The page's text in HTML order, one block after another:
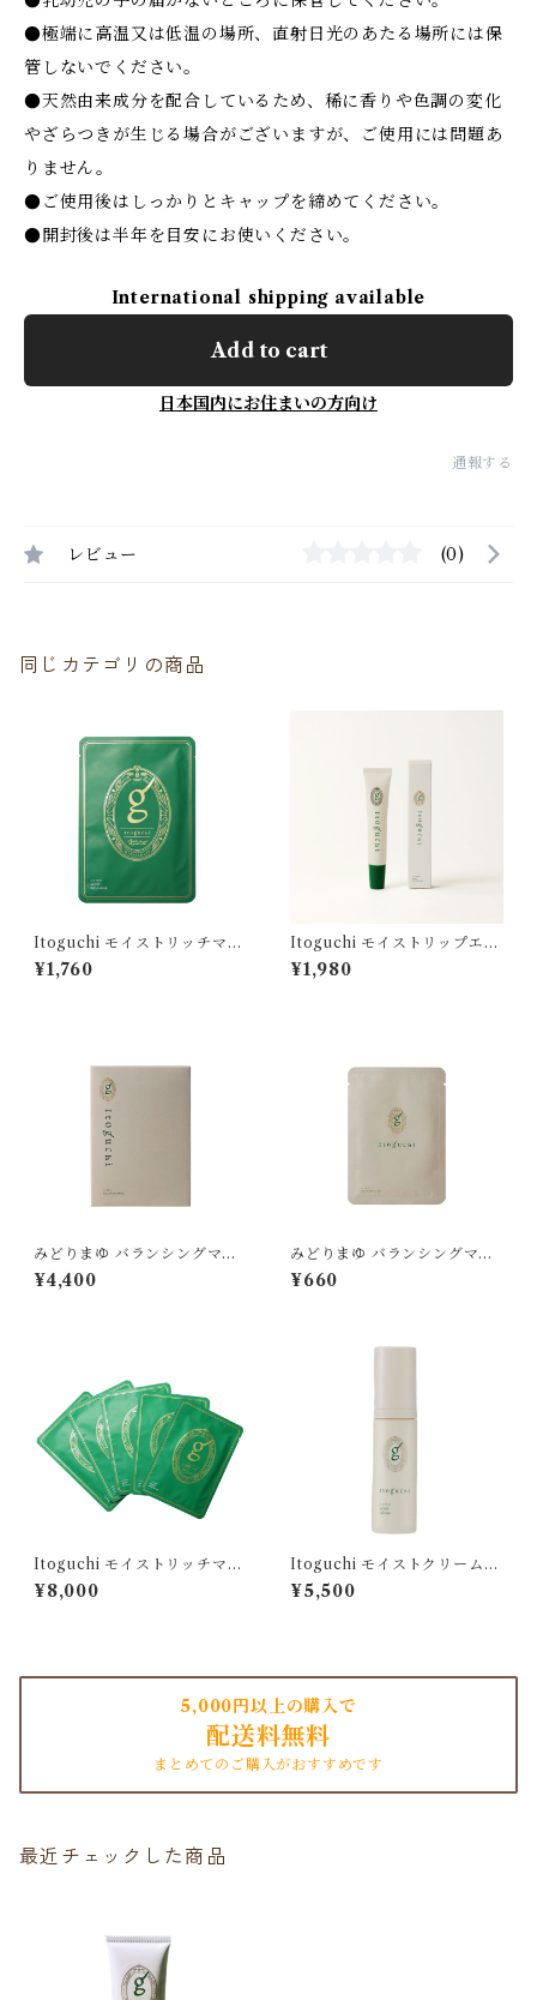
●極端に高温又は低温の場所、直射日光のあたる場所には保
管しないでください。
●天然由来成分を配合しているため、稀に香りや色調の変化
やざらつきが生じる場合がございますが、ご使用には問題あ
りません。
●ご使用後はしっかりとキャップを締めてください。
●開封後は半年を目安にお使いください。
International shipping available
Add to cart
日本国内にお住まいの方向け
通報する
レビュー (0)
同じカテゴリの商品
Itoguchi モイストリッチマス
ク
¥1,760
Itoguchi モイストリップエッ
センス（リップ美容液）
¥1,980
みどりまゆ バランシングマス
ク 7枚入り
¥4,400
みどりまゆ バランシングマス
ク 1枚入り
¥660
Itoguchi モイストリッチマス
ク5枚入り
¥8,000
Itoguchi モイストクリーム
（保湿クリーム）
¥5,500
5,000円以上の購入で
配送料無料
まとめてのご購入がおすすめです
最近チェックした商品